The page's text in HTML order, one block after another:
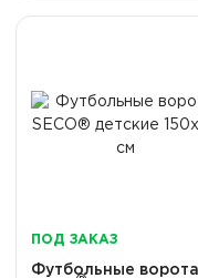
ПОД ЗАКАЗ
Футбольные ворота